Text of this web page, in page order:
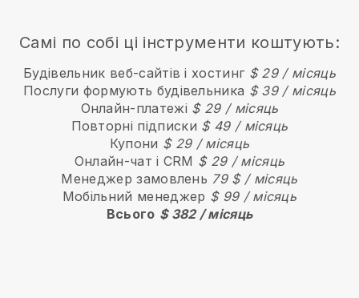
Самі по собі ці інструменти коштують:
Будівельник веб-сайтів і хостинг $ 29 / місяць
Послуги формують будівельника $ 39 / місяць
Онлайн-платежі $ 29 / місяць
Повторні підписки $ 49 / місяць
Купони $ 29 / місяць
Онлайн-чат і CRM $ 29 / місяць
Менеджер замовлень 79 $ / місяць
Мобільний менеджер $ 99 / місяць
Всього $ 382 / місяць